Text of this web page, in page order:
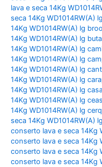
lava e seca 14Kg
seca 14Kg WD1014RW(A)
14Kg WD1014RW(A) lg
14Kg WD1014RW(A) lg
14Kg WD1014RW(A) lg
14Kg WD1014RW(A) lg
14Kg WD1014RW(A) lg
14Kg WD1014RW(A) lg
14Kg WD1014RW(A) lg
14Kg WD1014RW(A) lg
14Kg WD1014RW(A) lg
seca 14Kg WD1014RW(A)
conserto lava e seca 14Kg
conserto lava e seca 14Kg
conserto lava e seca 14Kg
conserto lava e seca 14Kg